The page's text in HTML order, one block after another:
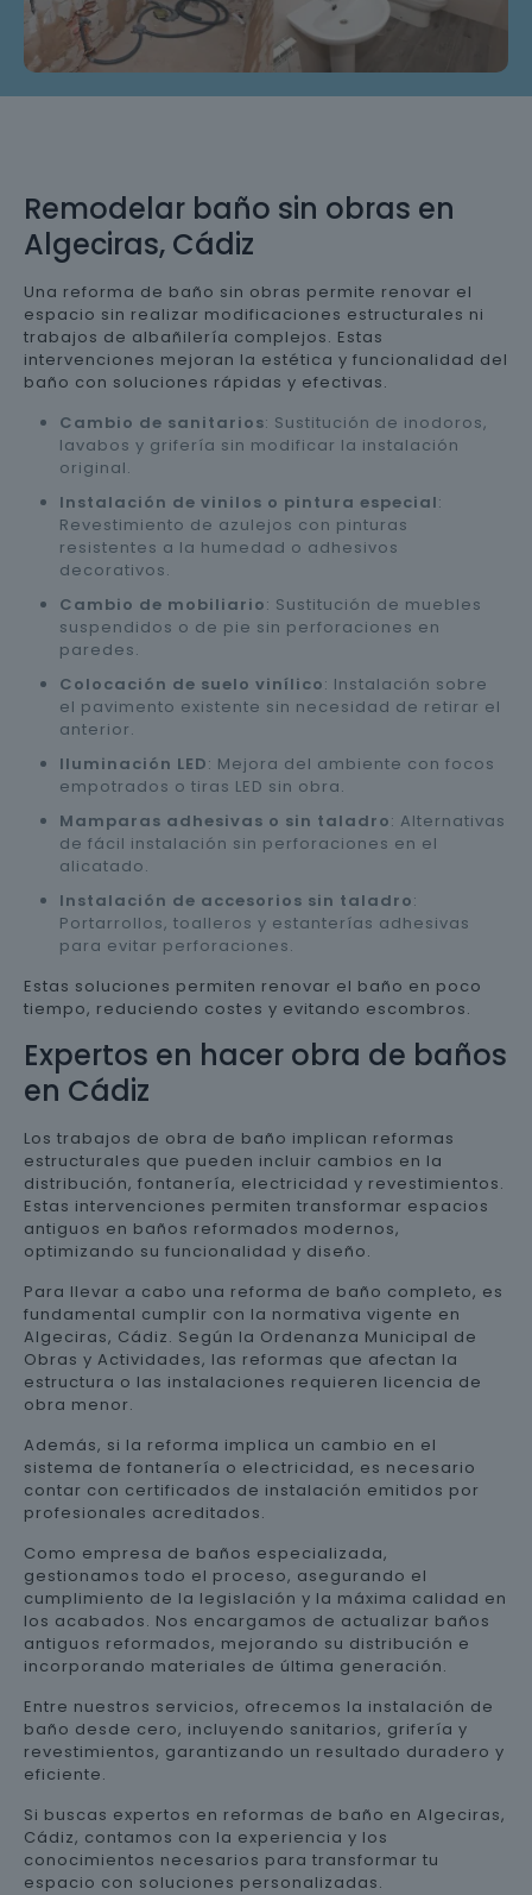
Remodelar baño sin obras en
Algeciras, Cádiz
Una reforma de baño sin obras permite renovar el
espacio sin realizar modificaciones estructurales ni
trabajos de albañilería complejos. Estas
intervenciones mejoran la estética y funcionalidad del
baño con soluciones rápidas y efectivas.
Cambio de sanitarios: Sustitución de inodoros,
lavabos y grifería sin modificar la instalación
original.
Instalación de vinilos o pintura especial:
Revestimiento de azulejos con pinturas
resistentes a la humedad o adhesivos
decorativos.
Cambio de mobiliario: Sustitución de muebles
suspendidos o de pie sin perforaciones en
paredes.
Colocación de suelo vinílico: Instalación sobre
el pavimento existente sin necesidad de retirar el
anterior.
Iluminación LED: Mejora del ambiente con focos
empotrados o tiras LED sin obra.
Mamparas adhesivas o sin taladro: Alternativas
de fácil instalación sin perforaciones en el
alicatado.
Instalación de accesorios sin taladro:
Portarrollos, toalleros y estanterías adhesivas
para evitar perforaciones.
Estas soluciones permiten renovar el baño en poco
tiempo, reduciendo costes y evitando escombros.
Expertos en hacer obra de baños
en Cádiz
Los trabajos de obra de baño implican reformas
estructurales que pueden incluir cambios en la
distribución, fontanería, electricidad y revestimientos.
Estas intervenciones permiten transformar espacios
antiguos en baños reformados modernos,
optimizando su funcionalidad y diseño.
Para llevar a cabo una reforma de baño completo, es
fundamental cumplir con la normativa vigente en
Algeciras, Cádiz. Según la Ordenanza Municipal de
Obras y Actividades, las reformas que afectan la
estructura o las instalaciones requieren licencia de
obra menor.
Además, si la reforma implica un cambio en el
sistema de fontanería o electricidad, es necesario
contar con certificados de instalación emitidos por
profesionales acreditados.
Como empresa de baños especializada,
gestionamos todo el proceso, asegurando el
cumplimiento de la legislación y la máxima calidad en
los acabados. Nos encargamos de actualizar baños
antiguos reformados, mejorando su distribución e
incorporando materiales de última generación.
Entre nuestros servicios, ofrecemos la instalación de
baño desde cero, incluyendo sanitarios, grifería y
revestimientos, garantizando un resultado duradero y
eficiente.
Si buscas expertos en reformas de baño en Algeciras,
Cádiz, contamos con la experiencia y los
conocimientos necesarios para transformar tu
espacio con soluciones personalizadas.